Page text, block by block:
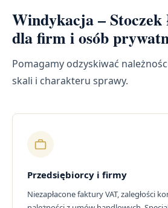
Windykacja –
dla firm i osób
Pomagamy odzyskiwać
skali i charakteru sprawy.
Przedsiębiorcy i firmy
Niezapłacone faktury VAT, zaległości